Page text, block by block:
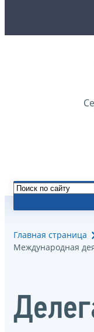
Главная страница
Международная